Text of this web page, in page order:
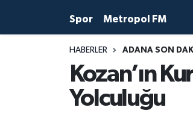
Spor Metropol FM
HABERLER ADANA SON
Kozan’ın
Yolculuğu
Özel Haberler
Yerel Yönetim
Tüm Manşetler
Son Dakika Haberleri